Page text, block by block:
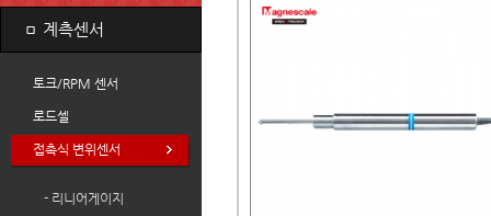
ㅁ 계측센서
토크/RPM 센서
로드셀
접촉식 변위센서
- 리니어게이지